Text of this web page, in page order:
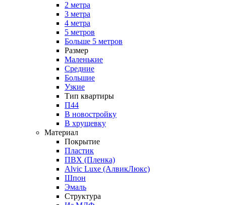
2 метра
3 метра
4 метра
5 метров
Больше 5 метров
Размер
Маленькие
Средние
Большие
Узкие
Тип квартиры
П44
В новостройку
В хрущевку
Материал
Покрытие
Пластик
ПВХ (Пленка)
Alvic Luxe (АлвикЛюкс)
Шпон
Эмаль
Структура